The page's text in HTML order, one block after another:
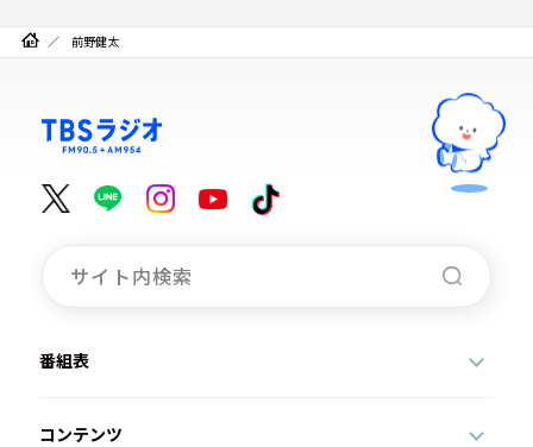
前野健太
番組表
コンテンツ